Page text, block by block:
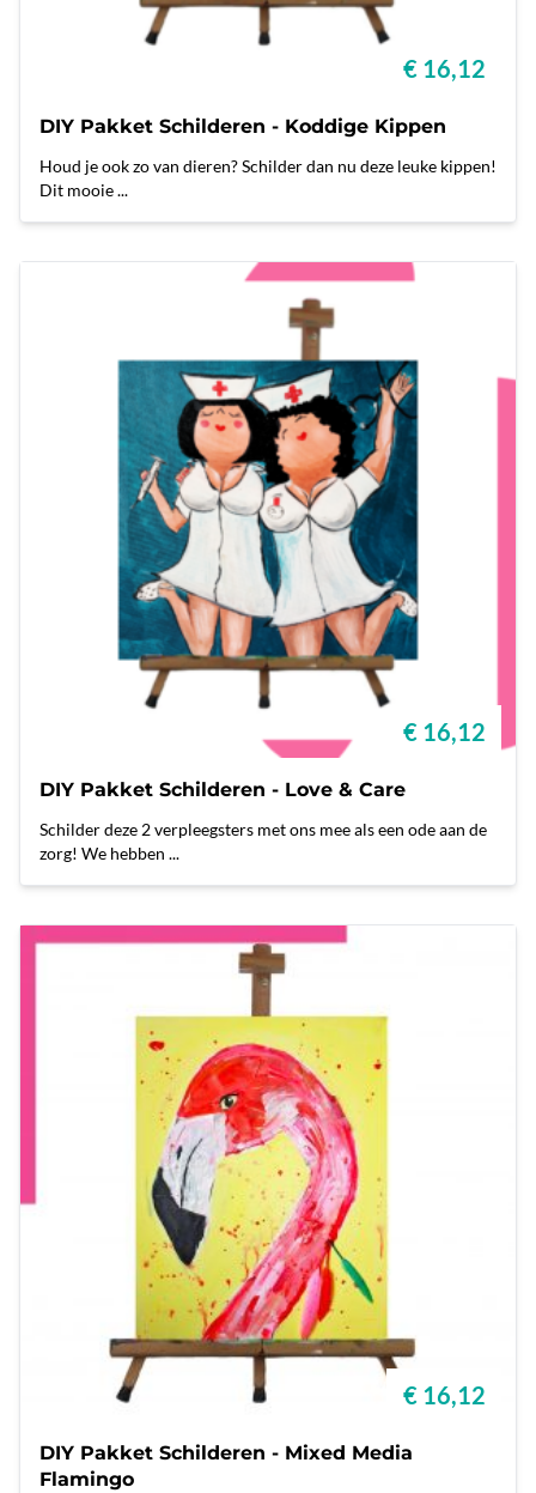
€ 16,12
DIY Pakket Schilderen - Koddige Kippen
Houd je ook zo van dieren? Schilder dan nu deze leuke kippen!
Dit mooie ...
€ 16,12
DIY Pakket Schilderen - Love & Care
Schilder deze 2 verpleegsters met ons mee als een ode aan de
zorg! We hebben ...
€ 16,12
DIY Pakket Schilderen - Mixed Media
Flamingo